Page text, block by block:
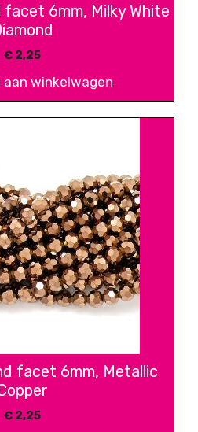
facet 6mm, Milky White
€2,25
aan winkelwagen
facet 6mm, Metallic
€2,25